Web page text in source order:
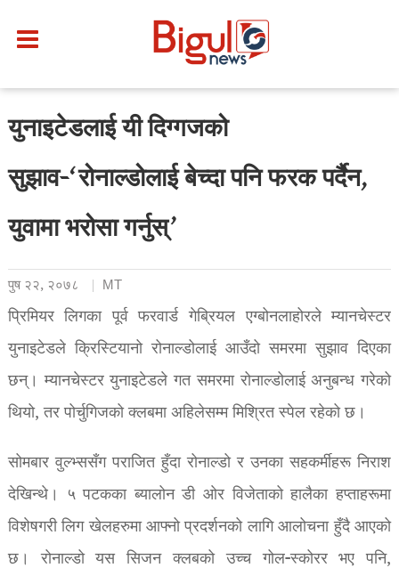
युनाइटेडलाई यी दिग्गजको
सुझाव-‘रोनाल्डोलाई बेच्दा पनि फरक पर्दैन,
युवामा भरोसा गर्नुस्’
पुष २२, २०७८ MT
प्रिमियर लिगका पूर्व फरवार्ड गेब्रियल एग्बोनलाहोरले म्यानचेस्टर
युनाइटेडले क्रिस्टियानो रोनाल्डोलाई आउँदो समरमा सुझाव दिएका
छन्। म्यानचेस्टर युनाइटेडले गत समरमा रोनाल्डोलाई अनुबन्ध गरेको
थियो, तर पोर्चुगिजको क्लबमा अहिलेसम्म मिश्रित स्पेल रहेको छ।
सोमबार वुल्भ्ससँग पराजित हुँदा रोनाल्डो र उनका सहकर्मीहरू निराश
देखिन्थे। ५ पटकका ब्यालोन डी ओर विजेताको हालैका हप्ताहरूमा
विशेषगरी लिग खेलहरुमा आफ्नो प्रदर्शनको लागि आलोचना हुँदै आएको
छ। रोनाल्डो यस सिजन क्लबको उच्च गोल-स्कोरर भए पनि,